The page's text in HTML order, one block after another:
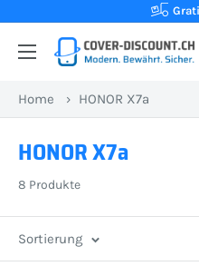
Inhalt
Kauf
Cover-
Ihr
aus
der
Schutzhüllen
Home › HONOR X7a
HONOR X7a
8 Produkte
Sortierung